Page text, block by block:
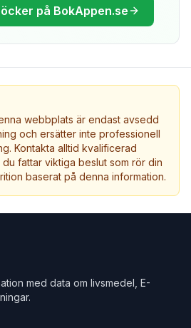
på BokAppen.se
webbplats är endast avsedd
och ersätter inte professionell
Kontakta alltid kvalificerad
fattar viktiga beslut som rör din
baserat på denna information.
med data om livsmedel, E-